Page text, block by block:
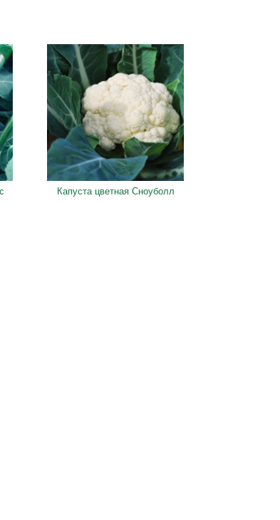
Капуста цветная Сноуболл